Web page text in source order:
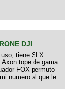
DJI
tiene SLX
tope de gama
FOX permuto
numero al que le